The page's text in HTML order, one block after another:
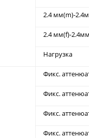
2.4 мм(m)-
2.4 мм(f)-
Нагрузка
Фикс.
Фикс.
Фикс.
Фикс.